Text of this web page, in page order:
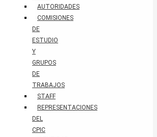
AUTORIDADES
COMISIONES
DE
ESTUDIO
Y
GRUPOS
DE
TRABAJOS
STAFF
REPRESENTACIONES
DEL
CPIC